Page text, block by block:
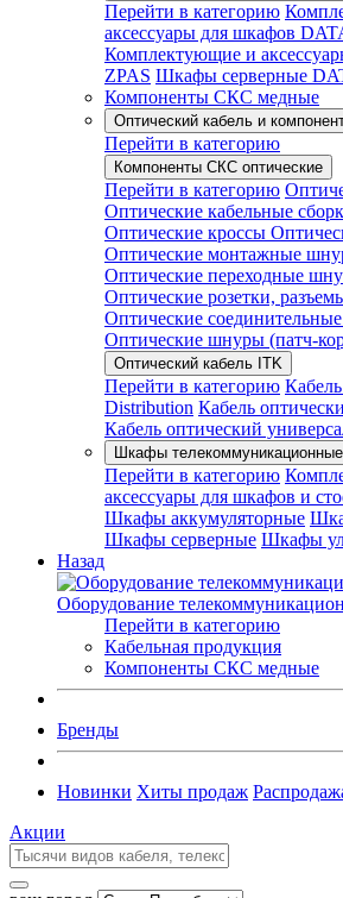
Перейти в категорию
аксессуары для шкафов
Комплектующие и
ZPAS Шкафы серверные
Компоненты СКС медные
Оптический кабель и
Перейти в категорию
Компоненты СКС оптические
Перейти в категорию
Оптические кабельные
Оптические кроссы
Оптические монтажные
Оптические переходные
Оптические розетки,
Оптические
Оптические шнуры (патч-
Оптический кабель ITK
Перейти в категорию
Distribution Кабель
Кабель оптический
Шкафы телекоммуникационные
Перейти в категорию
аксессуары для шкафов и
Шкафы аккумуляторные
Шкафы серверные Шкафы
Назад
Оборудование
Перейти в категорию
Кабельная продукция
Компоненты СКС медные
Бренды
Новинки Хиты продаж
Акции